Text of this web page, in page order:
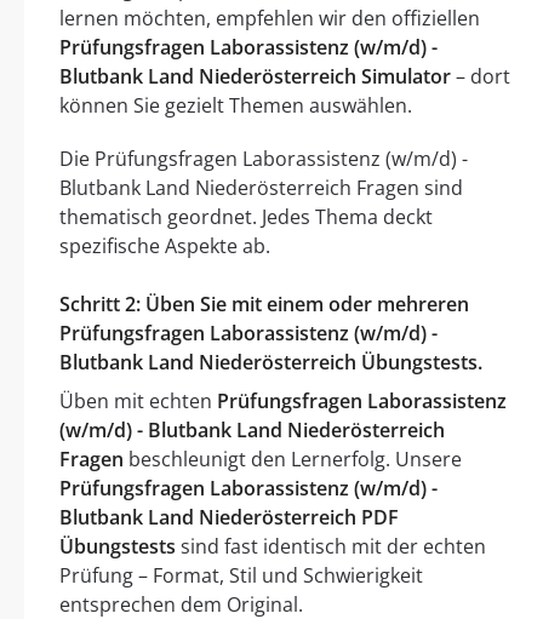
lernen möchten, empfehlen wir den offiziellen
Prüfungsfragen Laborassistenz (w/m/d) -
Blutbank Land Niederösterreich Simulator– dort
können Sie gezielt Themen auswählen.
Die Prüfungsfragen Laborassistenz (w/m/d) -
Blutbank Land Niederösterreich Fragen sind
thematisch geordnet. Jedes Thema deckt
spezifische Aspekte ab.
Schritt 2: Üben Sie mit einem oder mehreren
Prüfungsfragen Laborassistenz (w/m/d) -
Blutbank Land Niederösterreich Übungstests.
Üben mit echten Prüfungsfragen Laborassistenz
(w/m/d) - Blutbank Land Niederösterreich
Fragen beschleunigt den Lernerfolg. Unsere
Prüfungsfragen Laborassistenz (w/m/d) -
Blutbank Land Niederösterreich PDF
Übungstests sind fast identisch mit der echten
Prüfung – Format, Stil und Schwierigkeit
entsprechen dem Original.